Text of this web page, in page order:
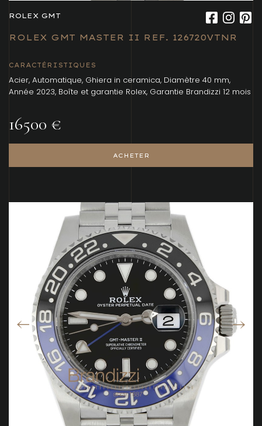
ROLEX GMT
ROLEX GMT MASTER II REF. 126720VTNR
CARACTÉRISTIQUES
Acier, Automatique, Ghiera in ceramica, Diamètre 40 mm,
Année 2023, Boîte et garantie Rolex, Garantie Brandizzi 12 mois
16500 €
ACHETER